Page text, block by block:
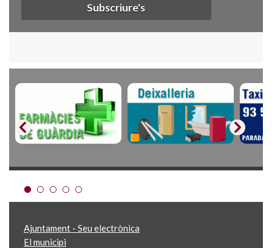
Subscriure's
Ajuntament - Seu electrònica
El municipi